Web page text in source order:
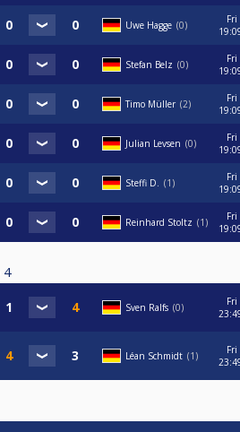
Uwe Hagge 0
Fri
Stefan Belz 0
Fri
Timo Müller 2
Fri
Julian Levsen 0
Fri
Steffi D. 1
Fri
Reinhard Stoltz 1
Fri
4
Sven Ralfs 0
Fri
Léan Schmidt 1
Fri